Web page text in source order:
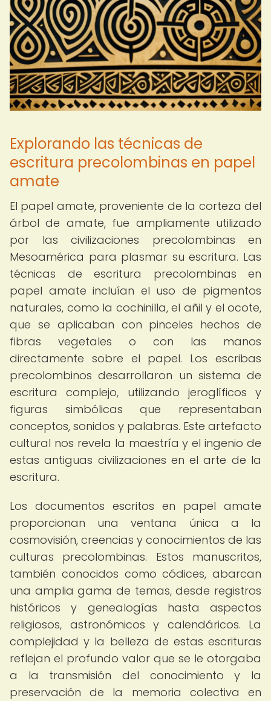
Explorando las técnicas de
escritura precolombinas en papel
amate
El papel amate, proveniente de la corteza del
árbol de amate, fue ampliamente utilizado
por las civilizaciones precolombinas en
Mesoamérica para plasmar su escritura. Las
técnicas de escritura precolombinas en
papel amate incluían el uso de pigmentos
naturales, como la cochinilla, el añil y el ocote,
que se aplicaban con pinceles hechos de
fibras vegetales o con las manos
directamente sobre el papel. Los escribas
precolombinos desarrollaron un sistema de
escritura complejo, utilizando jeroglíficos y
figuras simbólicas que representaban
conceptos, sonidos y palabras. Este artefacto
cultural nos revela la maestría y el ingenio de
estas antiguas civilizaciones en el arte de la
escritura.
Los documentos escritos en papel amate
proporcionan una ventana única a la
cosmovisión, creencias y conocimientos de las
culturas precolombinas. Estos manuscritos,
también conocidos como códices, abarcan
una amplia gama de temas, desde registros
históricos y genealogías hasta aspectos
religiosos, astronómicos y calendáricos. La
complejidad y la belleza de estas escrituras
reflejan el profundo valor que se le otorgaba
a la transmisión del conocimiento y la
preservación de la memoria colectiva en